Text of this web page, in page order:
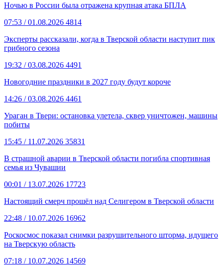
Ночью в России была отражена крупная атака БПЛА
07:53 / 01.08.2026 4814
Эксперты рассказали, когда в Тверской области наступит пик
грибного сезона
19:32 / 03.08.2026 4491
Новогодние праздники в 2027 году будут короче
14:26 / 03.08.2026 4461
Ураган в Твери: остановка улетела, сквер уничтожен, машины
побиты
15:45 / 11.07.2026 35831
В страшной аварии в Тверской области погибла спортивная
семья из Чувашии
00:01 / 13.07.2026 17723
Настоящий смерч прошёл над Селигером в Тверской области
22:48 / 10.07.2026 16962
Роскосмос показал снимки разрушительного шторма, идущего
на Тверскую область
07:18 / 10.07.2026 14569